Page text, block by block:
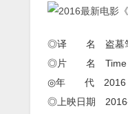
◎译 名 盗墓
◎片 名 Time
◎年 代 2016
◎上映日期